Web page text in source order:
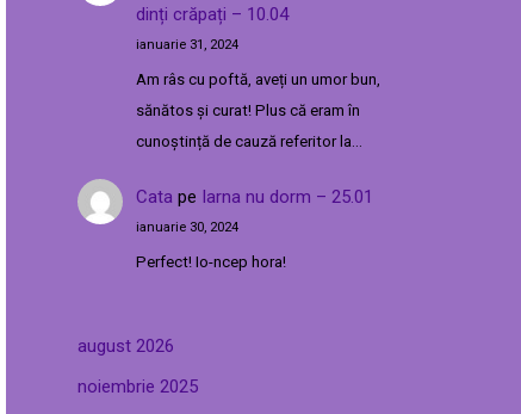
dinți crăpați – 10.04
ianuarie 31, 2024
Am râs cu poftă, aveți un umor bun,
sănătos și curat! Plus că eram în
cunoștință de cauză referitor la…
Cata pe Iarna nu dorm – 25.01
ianuarie 30, 2024
Perfect! Io-ncep hora!
august 2026
noiembrie 2025